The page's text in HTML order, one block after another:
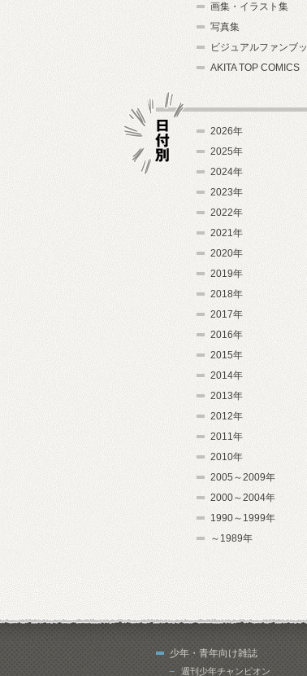
画集・イラスト集
写真集
ビジュアルファンブ
AKITA TOP COMICS
2026年
2025年
2024年
2023年
2022年
2021年
2020年
2019年
2018年
2017年
2016年
2015年
2014年
2013年
2012年
2011年
2010年
2005～2009年
2000～2004年
1990～1999年
～1989年
少年・青年向け雑誌
週刊少年チャンピオン